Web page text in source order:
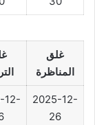
غلق
المناظرة
12-
2025-12-
26